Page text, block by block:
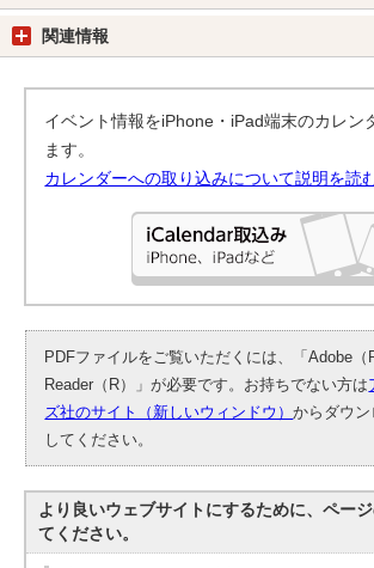
関連情報
イベント情報をiPhone・iPad端末のカレン
ます。
カレンダーへの取り込みについて説明を読
PDFファイルをご覧いただくには、「Adobe（R
Reader（R）」が必要です。お持ちでない方は
ズ社のサイト（新しいウィンドウ）からダウン
してください。
より良いウェブサイトにするために、ペー
てください。